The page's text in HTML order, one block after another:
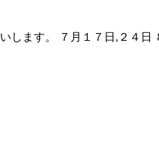
ます。 ７月１７日,２４日